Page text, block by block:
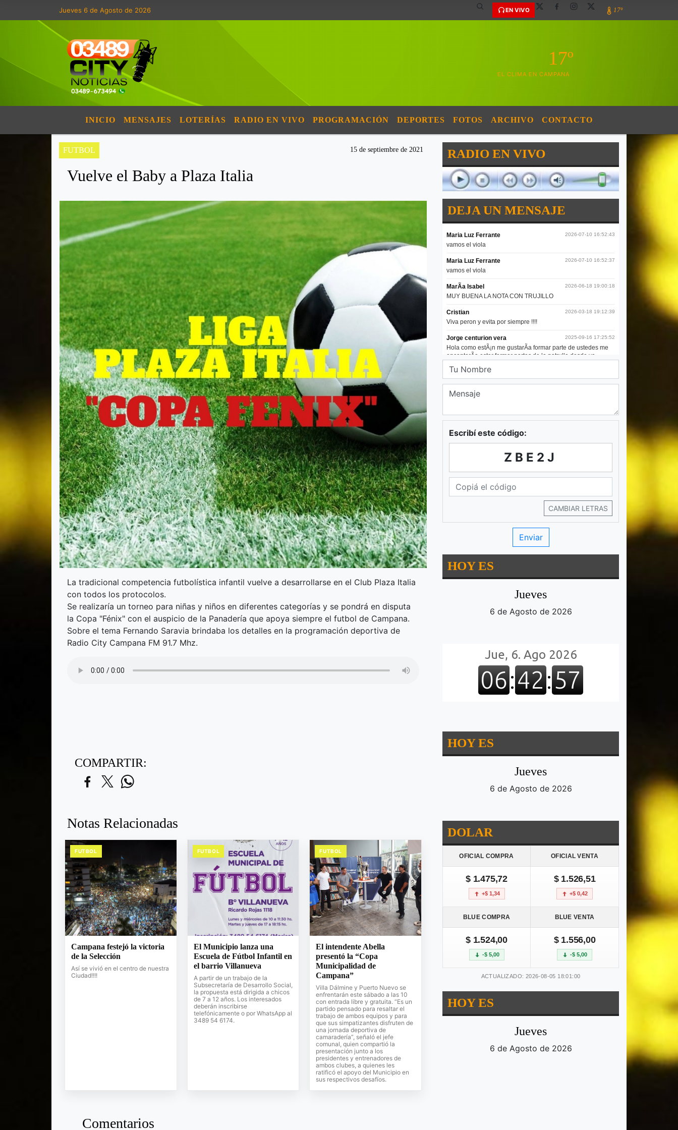
Jueves 6 de Agosto de 2026 EN VIVO 17º
17º
EL CLIMA EN CAMPANA
INICIO MENSAJES LOTERÍAS RADIO EN VIVO PROGRAMACIÓN DEPORTES FOTOS ARCHIVO CONTACTO
FUTBOL 15 de septiembre de 2021
Vuelve el Baby a Plaza Italia
La tradicional competencia futbolística infantil vuelve a desarrollarse en el Club Plaza Italia
con todos los protocolos.
Se realizaría un torneo para niñas y niños en diferentes categorías y se pondrá en disputa
la Copa "Fénix" con el auspicio de la Panadería que apoya siempre el futbol de Campana.
Sobre el tema Fernando Saravia brindaba los detalles en la programación deportiva de
Radio City Campana FM 91.7 Mhz.
COMPARTIR:
Notas Relacionadas
FUTBOL
Campana festejó la victoria
de la Selección
Así se vivió en el centro de nuestra
Ciudad!!!!
FUTBOL
El Municipio lanza una
Escuela de Fútbol Infantil en
el barrio Villanueva
A partir de un trabajo de la
Subsecretaría de Desarrollo Social,
la propuesta está dirigida a chicos
de 7 a 12 años. Los interesados
deberán inscribirse
telefónicamente o por WhatsApp al
3489 54 6174.
FUTBOL
El intendente Abella
presentó la “Copa
Municipalidad de
Campana”
Villa Dálmine y Puerto Nuevo se
enfrentarán este sábado a las 10
con entrada libre y gratuita. “Es un
partido pensado para resaltar el
trabajo de ambos equipos y para
que sus simpatizantes disfruten de
una jornada deportiva de
camaradería”, señaló el jefe
comunal, quien compartió la
presentación junto a los
presidentes y entrenadores de
ambos clubes, a quienes les
ratificó el apoyo del Municipio en
sus respectivos desafíos.
Comentarios
RADIO EN VIVO
DEJA UN MENSAJE
Escribí este código:
ZBE2J
CAMBIAR LETRAS
HOY ES
Jueves
6 de Agosto de 2026
HOY ES
Jueves
6 de Agosto de 2026
DOLAR
OFICIAL COMPRA OFICIAL VENTA
$ 1.475,72
+$ 1,34
$ 1.526,51
+$ 0,42
BLUE COMPRA BLUE VENTA
$ 1.524,00
-$ 5,00
$ 1.556,00
-$ 5,00
ACTUALIZADO: 2026-08-05 18:01:00
HOY ES
Jueves
6 de Agosto de 2026